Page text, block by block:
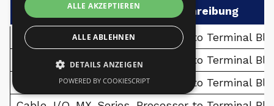
Beschreibung
Cable, I/O, MX-Series, Processor to Terminal
Cable, I/O, MX-Series, Processor to Terminal
Cable, I/O, MX-Series, Processor to Terminal
ALLE AKZEPTIEREN
ALLE ABLEHNEN
DETAILS ANZEIGEN
POWERED BY COOKIESCRIPT